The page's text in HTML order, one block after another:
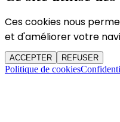
Ces cookies nous
et d'améliorer votre
ACCEPTER REFUSER
Politique de cookies